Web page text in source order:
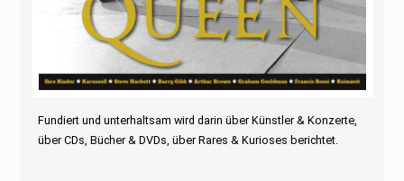
Fundiert und unterhaltsam wird darin über Künstler & Konzerte,
über CDs, Bücher & DVDs, über Rares & Kurioses berichtet.